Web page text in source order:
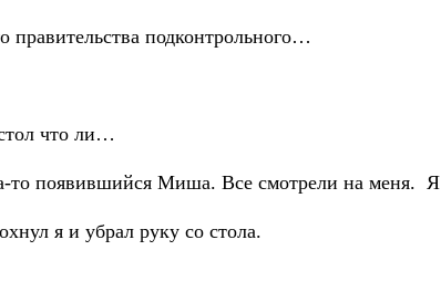
подконтрольного…
что ли…
появившийся Миша. Все смотрели на меня. Я
я и убрал руку со стола.